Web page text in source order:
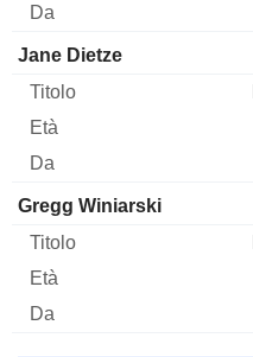
Jane Dietze
Gregg Winiarski